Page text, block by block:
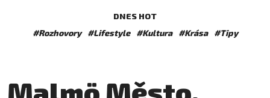
DNES HOT
#Rozhovory
#Lifestyle #Kultura #Krása #Tipy
Malmö Město,